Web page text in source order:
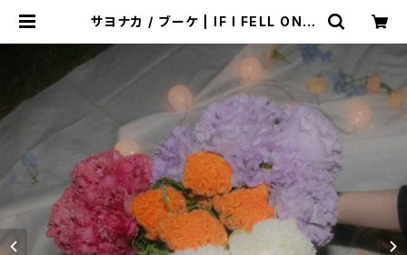
サヨナカ / ブーケ | IF I FELL ONLI